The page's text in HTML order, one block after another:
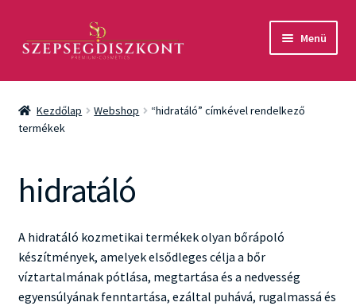
aa
Menü
Akció
Csomagok
Testápolás
Fényvédelem
Férfiaknak
Kezdőlap Webshop
“hidratáló” címkével rendelkező
termékek
hidratáló
A hidratáló kozmetikai termékek olyan bőrápoló
készítmények, amelyek elsődleges célja a bőr
víztartalmának pótlása, megtartása és a nedvesség
egyensúlyának fenntartása, ezáltal puhává, rugalmassá és